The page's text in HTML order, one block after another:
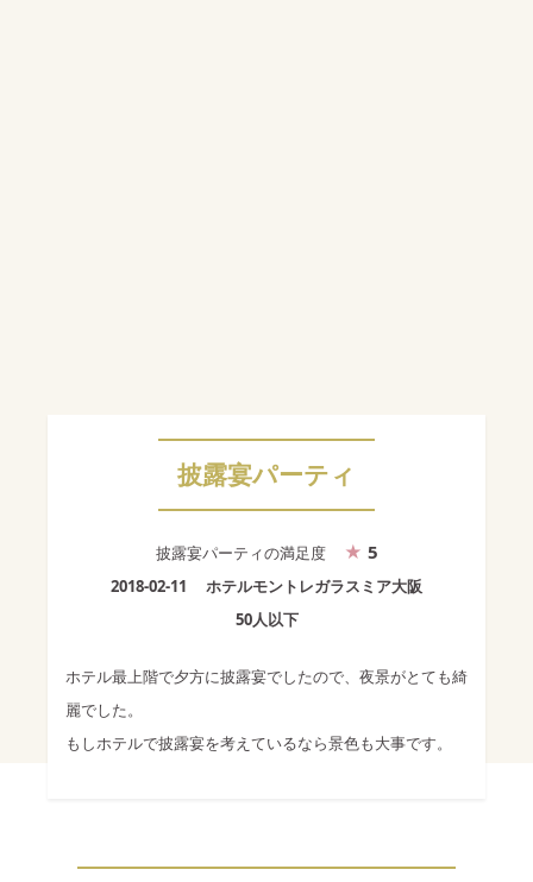
披露宴パーティ
披露宴パーティの満足度 5
2018-02-11
ホテルモントレガラスミア大阪
50人以下
ホテル最上階で夕方に披露宴でしたので、夜景がとても綺
麗でした。
もしホテルで披露宴を考えているなら景色も大事です。